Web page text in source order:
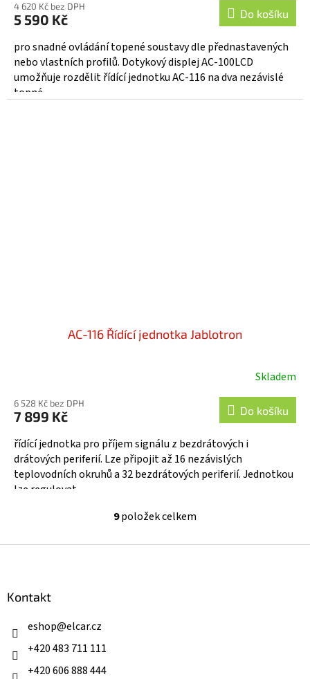
produktu
je
5,0
z
5
hvězdiček.
4 620 Kč bez DPH
5 590 Kč Do košíku
pro snadné ovládání topené soustavy dle přednastavených
nebo vlastních profilů. Dotykový displej AC-100LCD
umožňuje rozdělit řídící jednotku AC-116 na dva nezávislé
topné...
AC-116 Řídící jednotka Jablotron
produktu
je
5,0
z
5
hvězdiček.
Skladem
6 528 Kč bez DPH
7 899 Kč Do košíku
řídící jednotka pro příjem signálu z bezdrátových i
drátových periferií. Lze připojit až 16 nezávislých
teplovodních okruhů a 32 bezdrátových periferií. Jednotkou
lze regulovat...
O
l
9položek celkem
Kontakt
eshop@elcar.cz
+420 483 711 111
+420 606 888 444